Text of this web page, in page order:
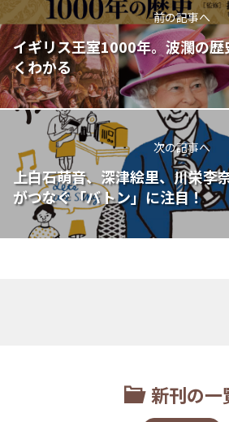
前の記事へ
イギリス王室1000年。波瀾の
くわかる
次の記事へ
上白石萌音、深津絵里、川栄李
がつなぐ「バトン」に注目！
新刊の一